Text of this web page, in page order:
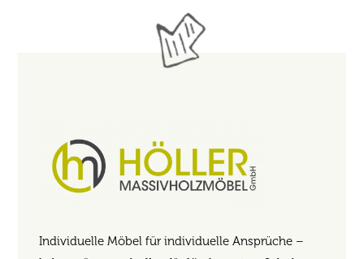
Individuelle Möbel für individuelle Ansprüche –